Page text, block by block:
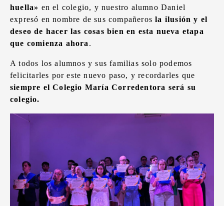
huella» en el colegio, y nuestro alumno Daniel
expresó en nombre de sus compañerosla ilusión y el
deseo de hacer las cosas bien en esta nueva etapa
que comienza ahora .
A todos los alumnos y sus familias solo podemos
felicitarles por este nuevo paso, y recordarles que
siempre el Colegio María Corredentora será su
colegio.